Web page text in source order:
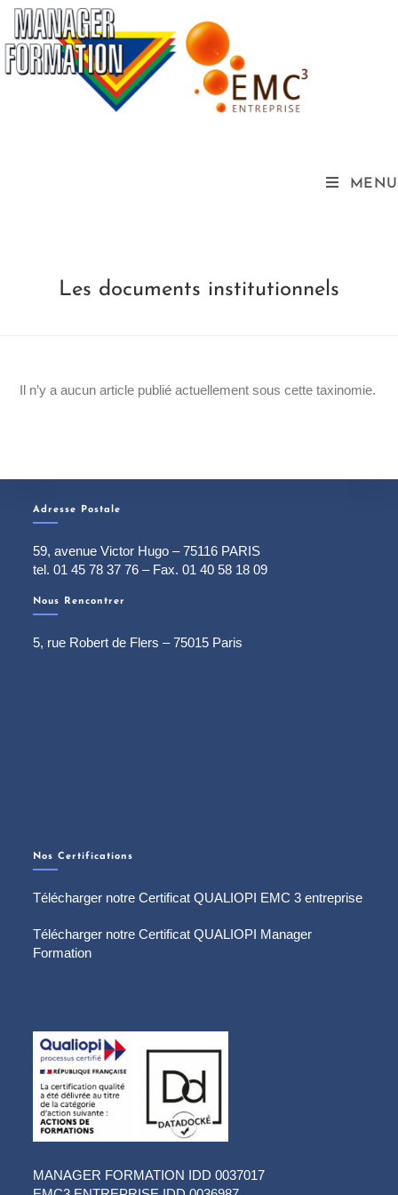
MENU
Les documents institutionnels
Il n’y a aucun article publié actuellement sous cette taxinomie.
Adresse Postale
59, avenue Victor Hugo – 75116 PARIS
tel. 01 45 78 37 76 – Fax. 01 40 58 18 09
Nous Rencontrer
5, rue Robert de Flers – 75015 Paris
Nos Certifications
Télécharger notre Certificat QUALIOPI EMC 3 entreprise
Télécharger notre Certificat QUALIOPI Manager
Formation
MANAGER FORMATION IDD 0037017